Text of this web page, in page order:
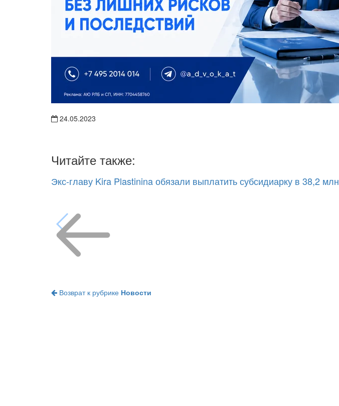
24.05.2023
Читайте также:
Экс-главу Kira Plastinina обязали выплатить субсидиарку в 38,2 млн
Возврат к рубрике Новости